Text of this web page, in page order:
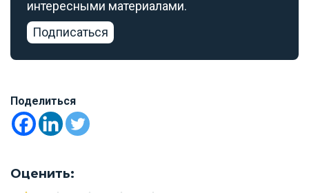
интересными материалами.
Подписаться
Поделиться
Оценить: